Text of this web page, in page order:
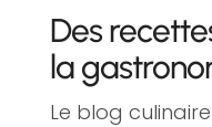
Des
la
Le blog